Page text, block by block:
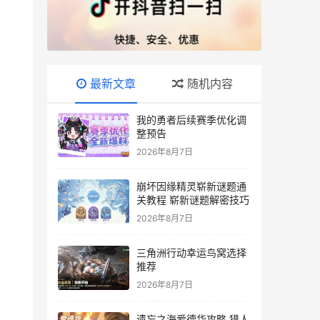
最新文章 随机内容
我的勇者后续赛季优化调
整预告
2026年8月7日
崩坏因缘精灵崭新谜题通
关教程 崭新谜题解密技巧
2026年8月7日
三角洲行动幸运鸟窝选择
推荐
2026年8月7日